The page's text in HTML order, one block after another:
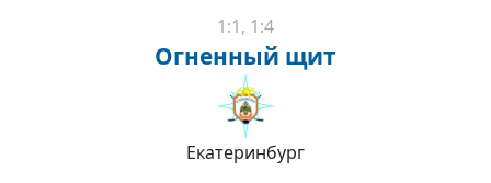
1:1, 1:4
Огненный щит
Екатеринбург